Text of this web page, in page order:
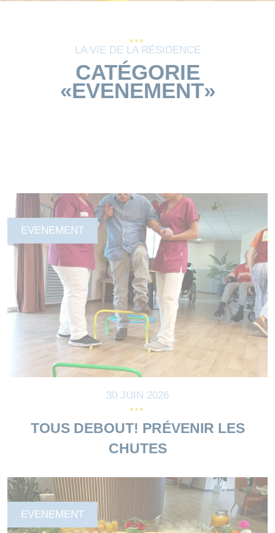
LA VIE DE LA RÉSIDENCE
CATÉGORIE
«EVENEMENT»
EVENEMENT
30 JUIN 2026
TOUS DEBOUT! PRÉVENIR LES
CHUTES
EVENEMENT